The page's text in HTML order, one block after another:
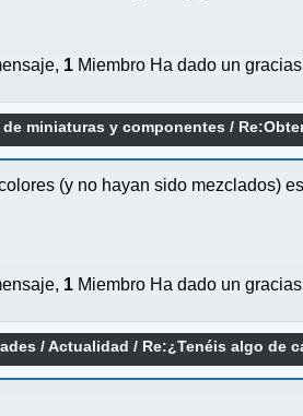
1 Miembro Ha dado un
miniaturas y componentes /
(y no hayan sido mezclados)
1 Miembro Ha dado un
/ Actualidad / Re:¿Tenéis algo de